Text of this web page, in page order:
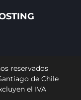
reservados
de Chile
el IVA